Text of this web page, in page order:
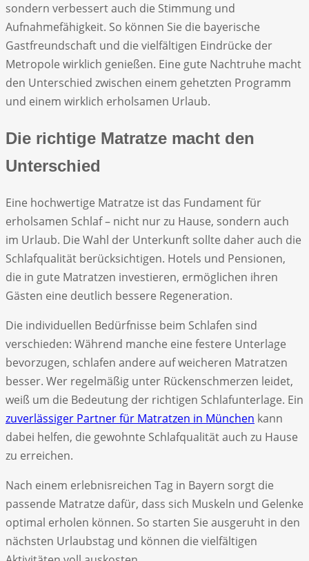
sondern verbessert auch die Stimmung und
Aufnahmefähigkeit. So können Sie die bayerische
Gastfreundschaft und die vielfältigen Eindrücke der
Metropole wirklich genießen. Eine gute Nachtruhe macht
den Unterschied zwischen einem gehetzten Programm
und einem wirklich erholsamen Urlaub.
Die richtige Matratze macht den
Unterschied
Eine hochwertige Matratze ist das Fundament für
erholsamen Schlaf – nicht nur zu Hause, sondern auch
im Urlaub. Die Wahl der Unterkunft sollte daher auch die
Schlafqualität berücksichtigen. Hotels und Pensionen,
die in gute Matratzen investieren, ermöglichen ihren
Gästen eine deutlich bessere Regeneration.
Die individuellen Bedürfnisse beim Schlafen sind
verschieden: Während manche eine festere Unterlage
bevorzugen, schlafen andere auf weicheren Matratzen
besser. Wer regelmäßig unter Rückenschmerzen leidet,
weiß um die Bedeutung der richtigen Schlafunterlage. Ein
zuverlässiger Partner für Matratzen in München kann
dabei helfen, die gewohnte Schlafqualität auch zu Hause
zu erreichen.
Nach einem erlebnisreichen Tag in Bayern sorgt die
passende Matratze dafür, dass sich Muskeln und Gelenke
optimal erholen können. So starten Sie ausgeruht in den
nächsten Urlaubstag und können die vielfältigen